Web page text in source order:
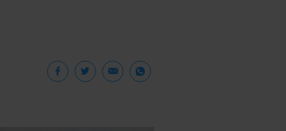
Facebook
Twitter
Email